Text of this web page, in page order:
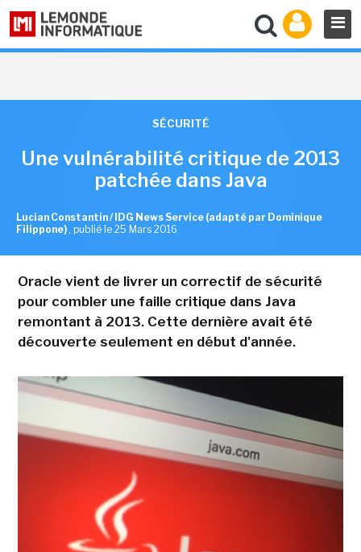
SÉCURITÉ
Une vulnérabilité critique de 2013
patchée dans Java
Lucian Constantin / IDG News Service (adapté par Dominique
Filippone) , publié le 25 Mars 2016
Oracle vient de livrer un correctif de sécurité
pour combler une faille critique dans Java
remontant à 2013. Cette dernière avait été
découverte seulement en début d'année.